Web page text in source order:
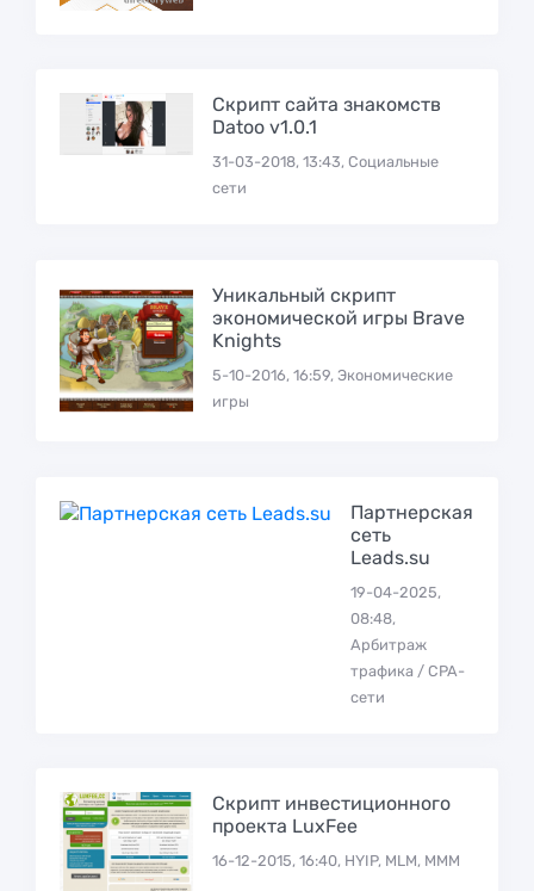
Скрипт сайта знакомств
Datoo v1.0.1
31-03-2018, 13:43, Социальные
сети
Уникальный скрипт
экономической игры Brave
Knights
5-10-2016, 16:59, Экономические
игры
Партнерская
сеть
Leads.su
19-04-2025,
08:48,
Арбитраж
трафика / CPA-
сети
Скрипт инвестиционного
проекта LuxFee
16-12-2015, 16:40, HYIP, MLM, МММ